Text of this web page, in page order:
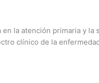
la atención primaria y
clínico de la